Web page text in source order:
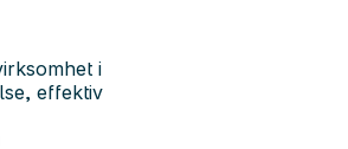
i
effektiv